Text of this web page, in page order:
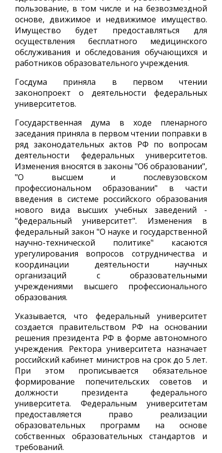
пользование, в том числе и на безвозмездной
основе, движимое и недвижимое имущество.
Имущество будет предоставляться для
осуществления бесплатного медицинского
обслуживания и обследования обучающихся и
работников образовательного учреждения.
Госдума приняла в первом чтении
законопроект о деятельности федеральных
университетов.
Государственная дума в ходе пленарного
заседания приняла в первом чтении поправки в
ряд законодательных актов РФ по вопросам
деятельности федеральных университетов.
Изменения вносятся в законы "Об образовании",
"О высшем и послевузовском
профессиональном образовании" в части
введения в системе российского образования
нового вида высших учебных заведений -
"федеральный университет". Изменения в
федеральный закон "О науке и государственной
научно-технической политике" касаются
урегулирования вопросов сотрудничества и
координации деятельности научных
организаций с образовательными
учреждениями высшего профессионального
образования.
Указывается, что федеральный университет
создается правительством РФ на основании
решения президента РФ в форме автономного
учреждения. Ректора университета назначает
российский кабинет министров на срок до 5 лет.
При этом прописывается обязательное
формирование попечительских советов и
должности президента федерального
университета. Федеральным университетам
предоставляется право реализации
образовательных программ на основе
собственных образовательных стандартов и
требований.